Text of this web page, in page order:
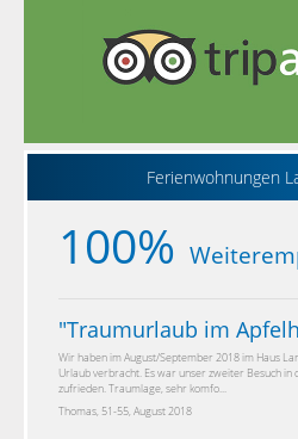
Ferienwohnungen
100%
"Traumurlaub im
Wir haben im August/September 2018 im Haus
Urlaub verbracht. Es war unser zweiter Besuch
zufrieden. Traumlage, sehr komfo...
Thomas, 51-55, August 2018